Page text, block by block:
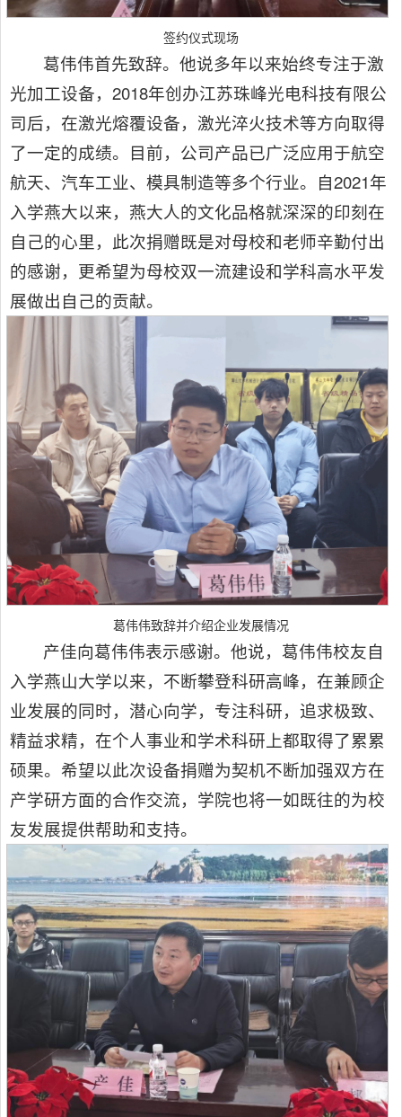
签约仪式现场
葛伟伟首先致辞。他说多年以来始终专注于激
光加工设备，2018年创办江苏珠峰光电科技有限公
司后，在激光熔覆设备，激光淬火技术等方向取得
了一定的成绩。目前，公司产品已广泛应用于航空
航天、汽车工业、模具制造等多个行业。自2021年
入学燕大以来，燕大人的文化品格就深深的印刻在
自己的心里，此次捐赠既是对母校和老师辛勤付出
的感谢，更希望为母校双一流建设和学科高水平发
展做出自己的贡献。
葛伟伟致辞并介绍企业发展情况
产佳向葛伟伟表示感谢。他说，葛伟伟校友自
入学燕山大学以来，不断攀登科研高峰，在兼顾企
业发展的同时，潜心向学，专注科研，追求极致、
精益求精，在个人事业和学术科研上都取得了累累
硕果。希望以此次设备捐赠为契机不断加强双方在
产学研方面的合作交流，学院也将一如既往的为校
友发展提供帮助和支持。